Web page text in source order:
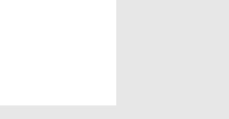
Naturpark Altmühltal